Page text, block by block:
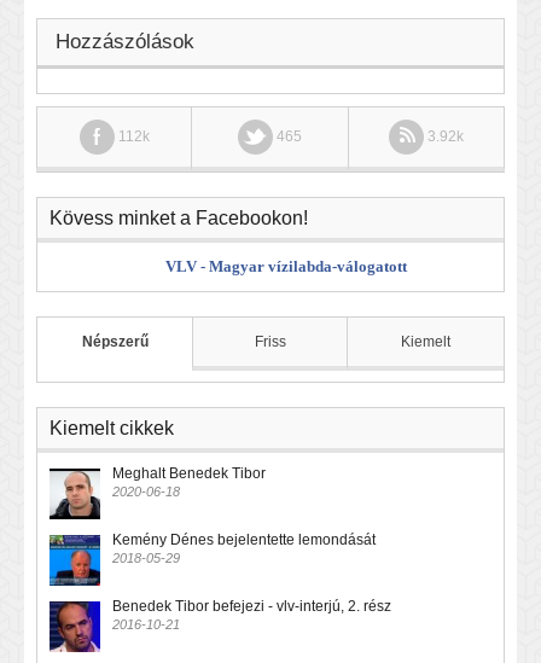
Hozzászólások
112k 465 3.92k
Kövess minket a Facebookon!
VLV - Magyar vízilabda-válogatott
Népszerű Friss Kiemelt
Kiemelt cikkek
Meghalt Benedek Tibor
2020-06-18
Kemény Dénes bejelentette lemondását
2018-05-29
Benedek Tibor befejezi - vlv-interjú, 2. rész
2016-10-21